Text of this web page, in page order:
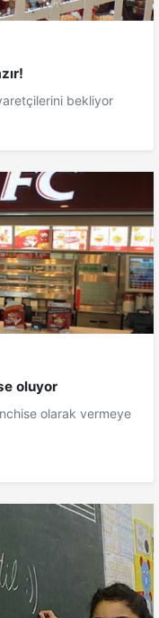
bekliyor
oluyor
olarak vermeye